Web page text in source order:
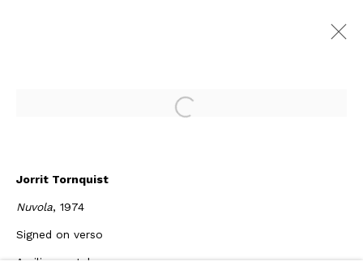
Arte Fiera 2026
Exhibition images
Back to art fairs
Open a larger version of the
Jorrit Tornquist
Nuvola, 1974
Signed on verso
Acrilico su tela